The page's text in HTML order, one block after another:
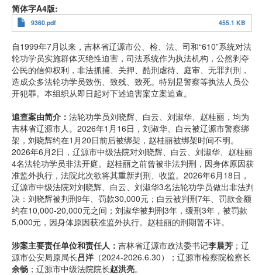
简体字A4版
9360.pdf 455.1 KB
自1999年7月以来，吉林省辽源市公、检、法、司和“610”系统对法
轮功学员实施群体灭绝性迫害，司法系统作为执法机构，公然剥夺
公民的信仰权利，非法抓捕、关押、酷刑虐待、庭审、无罪判刑，
造成众多法轮功学员致伤、致残、致死。特别是警察等执法人员公
开犯罪。本组织从即日起对下述迫害案立案追查。
追查案由简介： 法轮功学员刘晓辉、白云、刘淑华、赵桂丽，均为
吉林省辽源市人。2026年1月16日，刘淑华、白云被辽源市警察绑
架，刘晓辉约在1月20日前后被绑架，赵桂丽被绑架时间不明。
2026年6月2日，辽源市中级法院对刘晓辉、白云、刘淑华、赵桂丽
4名法轮功学员非法开庭。赵桂丽之前曾被非法判刑，因身体原因获
准监外执行，法院此次欲将其重新判刑、收监。2026年6月18日，
辽源市中级法院对刘晓辉、白云、刘淑华3名法轮功学员做出非法判
决：刘晓辉被判刑9年、罚款30,000元；白云被判刑7年、罚款金额
约在10,000-20,000元之间；刘淑华被判刑3年，缓刑3年，被罚款
5,000元，因身体原因获准监外执行。赵桂丽的刑期暂不详。
涉案主要责任单位和责任人： 吉林省辽源市政法委书记李晨芳 ；辽
源市公安局原局长吕洋 （2024-2026.6.30）；辽源市检察院检察长
余畅 ；辽源市中级法院院长赵洪亮。